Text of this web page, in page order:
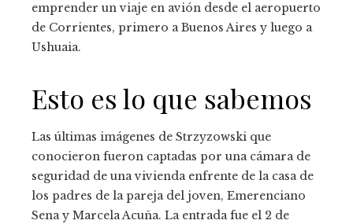
emprender un viaje en avión desde el aeropuerto
de Corrientes, primero a Buenos Aires y luego a
Ushuaia.
Esto es lo que sabemos
Las últimas imágenes de Strzyzowski que
conocieron fueron captadas por una cámara de
seguridad de una vivienda enfrente de la casa de
los padres de la pareja del joven, Emerenciano
Sena y Marcela Acuña. La entrada fue el 2 de